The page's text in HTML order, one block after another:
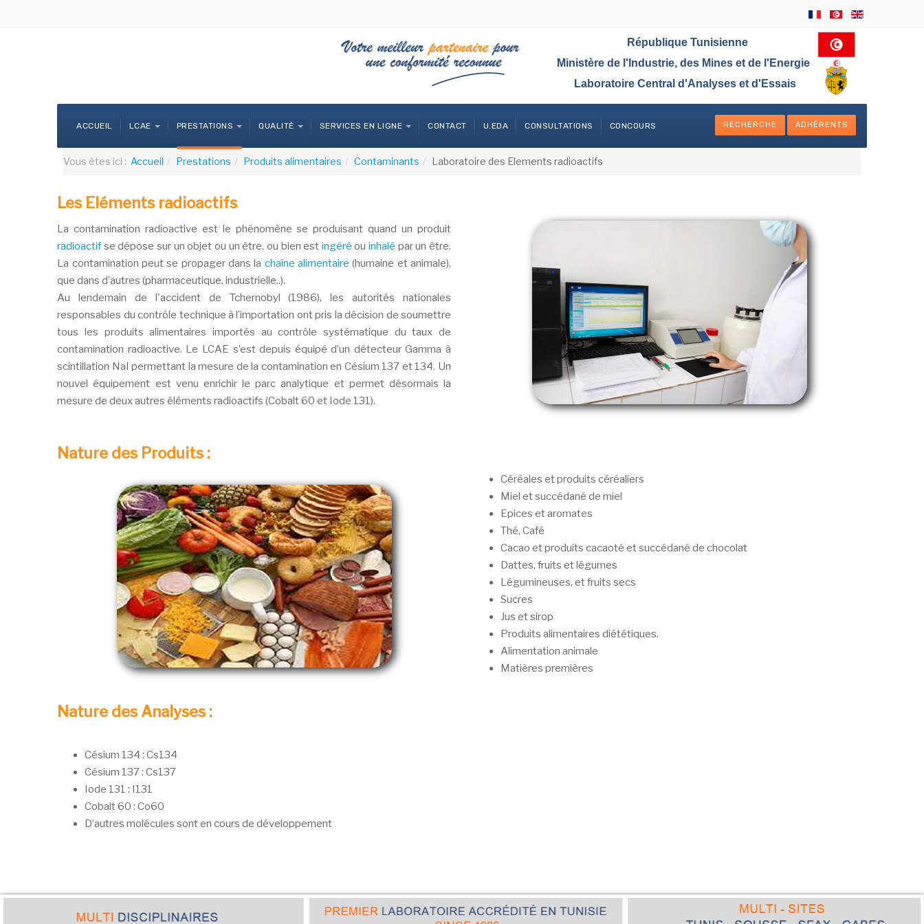
République Tunisienne
Ministère de l'Industrie, des Mines et de l'Energie
Laboratoire Central d'Analyses et d'Essais
ACCUEIL LCAE PRESTATIONS QUALITÉ SERVICES EN LIGNE CONTACT U.EDA CONSULTATIONS CONCOURS RECHERCHE ADHÉRENTS
Vous êtes ici : Accueil Prestations Produits alimentaires Contaminants Laboratoire des Elements radioactifs
Les Eléments radioactifs
La contamination radioactive est le phénomène se produisant quand un produit
radioactif se dépose sur un objet ou un être, ou bien est ingéré ouinhalé par un être.
La contamination peut se propager dans la chaîne alimentaire (humaine et animale),
que dans d’autres (pharmaceutique, industrielle..).
Au lendemain de l'accident de Tchernobyl (1986), les autorités nationales
responsables du contrôle technique à l’importation ont pris la décision de soumettre
tous les produits alimentaires importés au contrôle systématique du taux de
contamination radioactive. Le LCAE s’est depuis équipé d’un détecteur Gamma à
scintillation NaI permettant la mesure de la contamination en Césium 137 et 134. Un
nouvel équipement est venu enrichir le parc analytique et permet désormais la
mesure de deux autres éléments radioactifs (Cobalt 60 et Iode 131).
Nature des Produits :
Céréales et produits céréaliers
Miel et succédané de miel
Epices et aromates
Thé, Café
Cacao et produits cacaoté et succédané de chocolat
Dattes, fruits et légumes
Légumineuses, et fruits secs
Sucres
Jus et sirop
Produits alimentaires diététiques.
Alimentation animale
Matières premières
Nature des Analyses :
Césium 134 : Cs134
Césium 137 : Cs137
Iode 131 : I131
Cobalt 60 : Co60
D’autres molécules sont en cours de développement